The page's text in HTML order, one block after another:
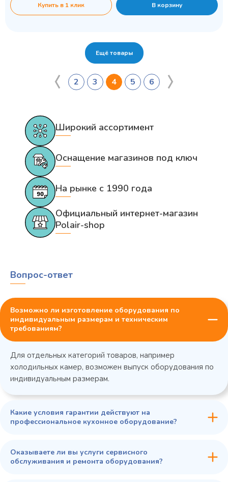
Купить в 1 клик В корзину
Ещё товары
2 3 4 5 6
Широкий ассортимент
Оснащение магазинов под ключ
На рынке с 1990 года
Официальный интернет-магазин
Polair-shop
Вопрос-ответ
Возможно ли изготовление оборудования по
индивидуальным размерам и техническим
требованиям?
Для отдельных категорий товаров, например
холодильных камер, возможен выпуск оборудования по
индивидуальным размерам.
Какие условия гарантии действуют на
профессиональное кухонное оборудование?
Оказываете ли вы услуги сервисного
обслуживания и ремонта оборудования?